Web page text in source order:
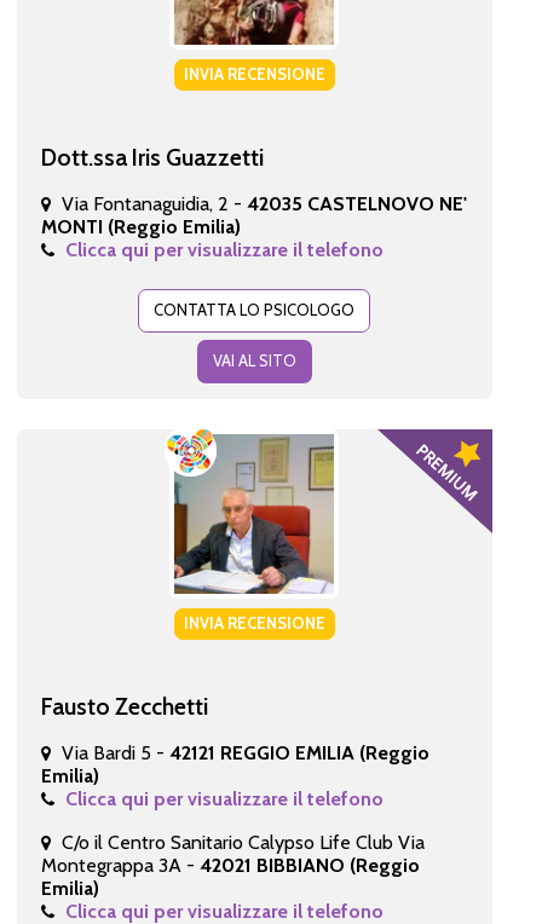
INVIA RECENSIONE
Dott.ssa Iris Guazzetti
Via Fontanaguidia, 2 - 42035 CASTELNOVO NE'
MONTI (Reggio Emilia)
Clicca qui per visualizzare il telefono
CONTATTA LO PSICOLOGO
VAI AL SITO
INVIA RECENSIONE
Fausto Zecchetti
Via Bardi 5 - 42121 REGGIO EMILIA (Reggio
Emilia)
Clicca qui per visualizzare il telefono
C/o il Centro Sanitario Calypso Life Club Via
Montegrappa 3A - 42021 BIBBIANO (Reggio
Emilia)
Clicca qui per visualizzare il telefono